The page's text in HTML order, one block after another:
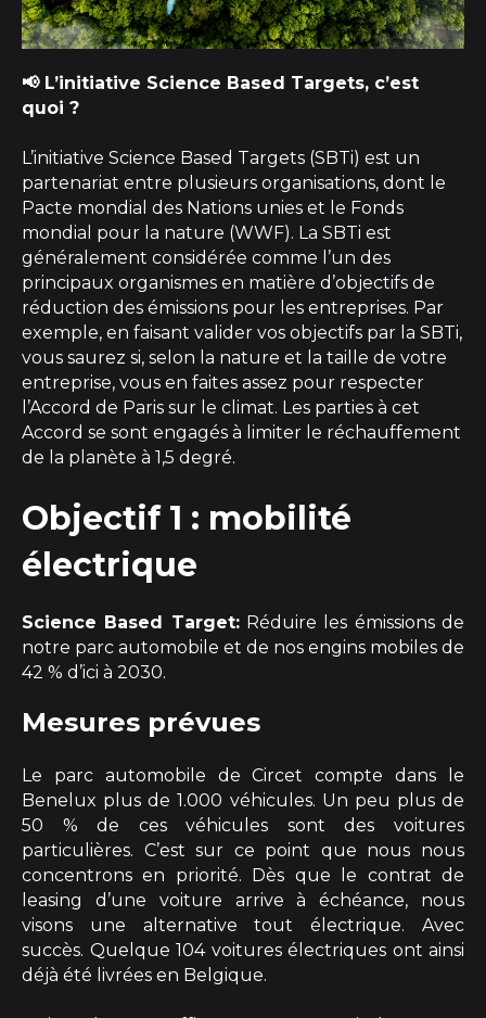
📢 L’initiative Science Based Targets, c’est
quoi ?
L’initiative Science Based Targets (SBTi) est un
partenariat entre plusieurs organisations, dont le
Pacte mondial des Nations unies et le Fonds
mondial pour la nature (WWF). La SBTi est
généralement considérée comme l’un des
principaux organismes en matière d’objectifs de
réduction des émissions pour les entreprises. Par
exemple, en faisant valider vos objectifs par la SBTi,
vous saurez si, selon la nature et la taille de votre
entreprise, vous en faites assez pour respecter
l’Accord de Paris sur le climat. Les parties à cet
Accord se sont engagés à limiter le réchauffement
de la planète à 1,5 degré.
Objectif 1 : mobilité
électrique
Science Based Target:Réduire les émissions de
notre parc automobile et de nos engins mobiles de
42 % d’ici à 2030.
Mesures prévues
Le parc automobile de Circet compte dans le
Benelux plus de 1.000 véhicules. Un peu plus de
50 % de ces véhicules sont des voitures
particulières. C’est sur ce point que nous nous
concentrons en priorité. Dès que le contrat de
leasing d’une voiture arrive à échéance, nous
visons une alternative tout électrique. Avec
succès. Quelque 104 voitures électriques ont ainsi
déjà été livrées en Belgique.